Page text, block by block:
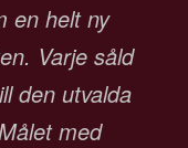
en helt ny
Varje såld
den utvalda
med